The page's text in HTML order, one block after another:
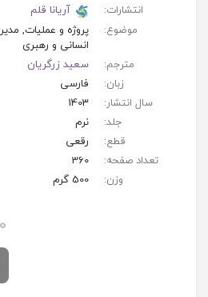
انتشارات:
آریانا قلم
موضوع:
پروژه و عملیات,
انسانی و رهبری
مترجم:
سعید زرگریان
زبان:
فارسی
سال انتشار:
1403
جلد:
نرم
قطع:
رقعی
تعداد صفحه:
360
وزن:
500 گرم